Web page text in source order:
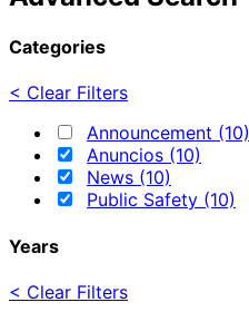
Categories
< Clear Filters
Announcement (10)
Anuncios (10)
News (10)
Public Safety (10)
Years
< Clear Filters